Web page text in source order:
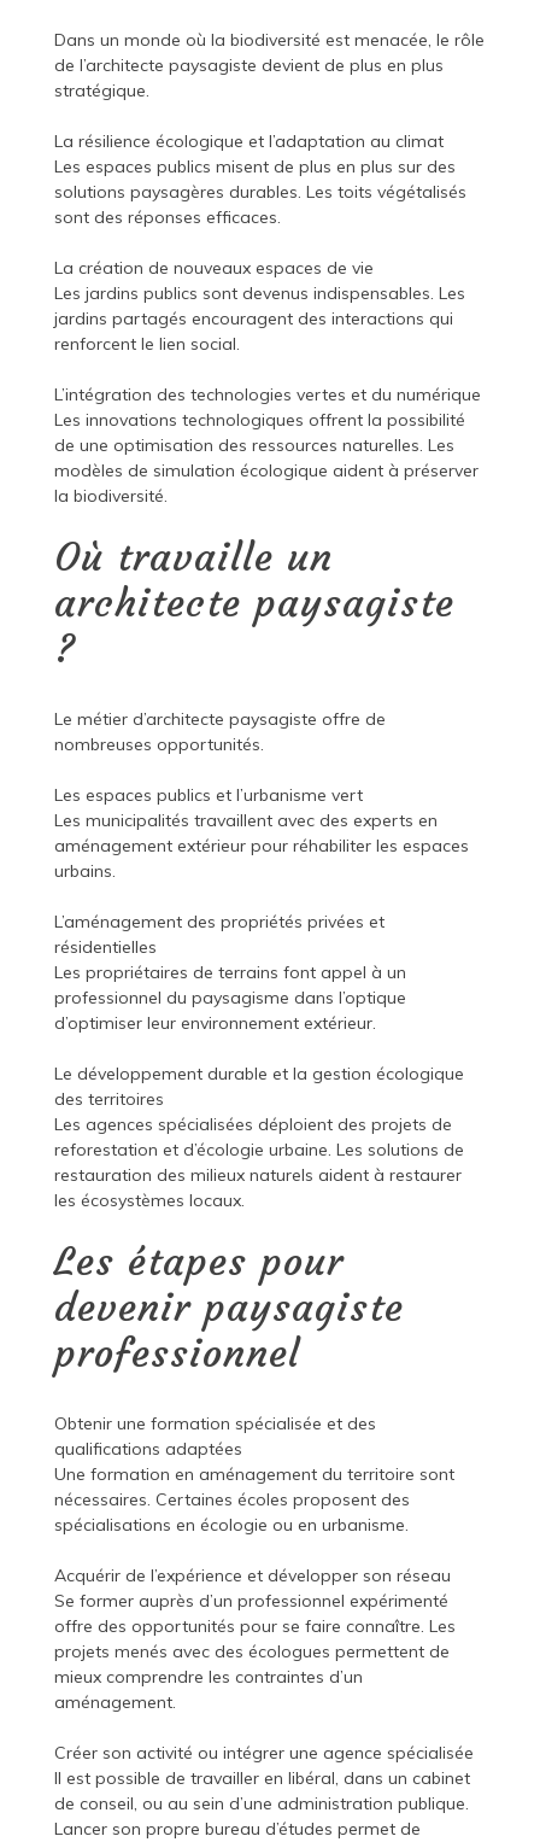
Dans un monde où la biodiversité est menacée, le rôle
de l’architecte paysagiste devient de plus en plus
stratégique.
La résilience écologique et l’adaptation au climat
Les espaces publics misent de plus en plus sur des
solutions paysagères durables. Les toits végétalisés
sont des réponses efficaces.
La création de nouveaux espaces de vie
Les jardins publics sont devenus indispensables. Les
jardins partagés encouragent des interactions qui
renforcent le lien social.
L’intégration des technologies vertes et du numérique
Les innovations technologiques offrent la possibilité
de une optimisation des ressources naturelles. Les
modèles de simulation écologique aident à préserver
la biodiversité.
Où travaille un
architecte paysagiste
?
Le métier d’architecte paysagiste offre de
nombreuses opportunités.
Les espaces publics et l’urbanisme vert
Les municipalités travaillent avec des experts en
aménagement extérieur pour réhabiliter les espaces
urbains.
L’aménagement des propriétés privées et
résidentielles
Les propriétaires de terrains font appel à un
professionnel du paysagisme dans l’optique
d’optimiser leur environnement extérieur.
Le développement durable et la gestion écologique
des territoires
Les agences spécialisées déploient des projets de
reforestation et d’écologie urbaine. Les solutions de
restauration des milieux naturels aident à restaurer
les écosystèmes locaux.
Les étapes pour
devenir paysagiste
professionnel
Obtenir une formation spécialisée et des
qualifications adaptées
Une formation en aménagement du territoire sont
nécessaires. Certaines écoles proposent des
spécialisations en écologie ou en urbanisme.
Acquérir de l’expérience et développer son réseau
Se former auprès d’un professionnel expérimenté
offre des opportunités pour se faire connaître. Les
projets menés avec des écologues permettent de
mieux comprendre les contraintes d’un
aménagement.
Créer son activité ou intégrer une agence spécialisée
Il est possible de travailler en libéral, dans un cabinet
de conseil, ou au sein d’une administration publique.
Lancer son propre bureau d’études permet de